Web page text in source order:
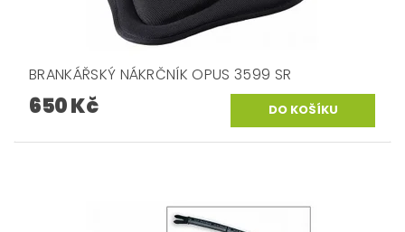
BRANKÁŘSKÝ NÁKRČNÍK OPUS 3599 SR
650 Kč